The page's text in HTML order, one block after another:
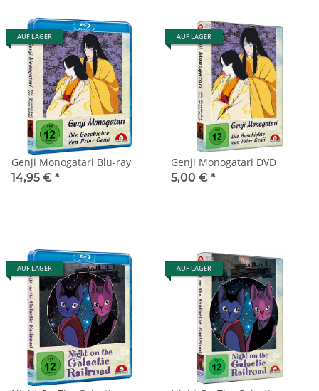
AUF LAGER
Genji Monogatari Blu-ray
14,95 € *
AUF LAGER
Genji Monogatari DVD
5,00 € *
AUF LAGER AUF LAGER